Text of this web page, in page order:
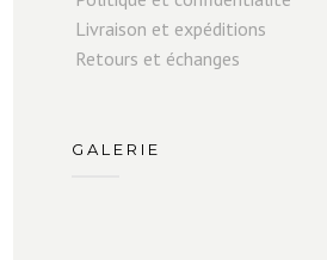
Livraison et expéditions
Retours et échanges
GALERIE